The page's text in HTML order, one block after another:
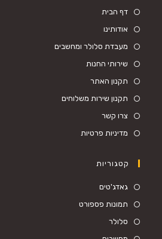
דף הבית
אודותינו
מעבדת סלולר ומחשבים
שירותי החנות
תקנון האתר
תקנון שירות משלוחים
צרו קשר
מדיניות פרטיות
קטגוריות
גאדג'טים
תמונות פספורט
סלולר